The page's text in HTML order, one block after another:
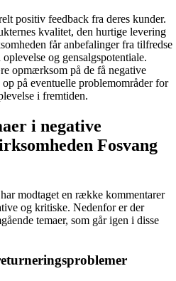
positiv feedback fra deres kunder.
kvalitet, den hurtige levering
får anbefalinger fra tilfredse
og gensalgspotentiale.
opmærksom på de få negative
på eventuelle problemområder for
i fremtiden.
i negative
Fosvang
modtaget en række kommentarer
og kritiske. Nedenfor er der
temaer, som går igen i disse